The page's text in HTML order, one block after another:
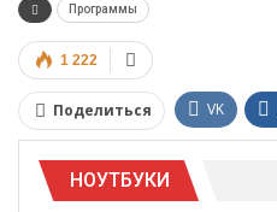
Программы
1 222
Поделиться VK
Telegram Viber
НОУТБУКИ